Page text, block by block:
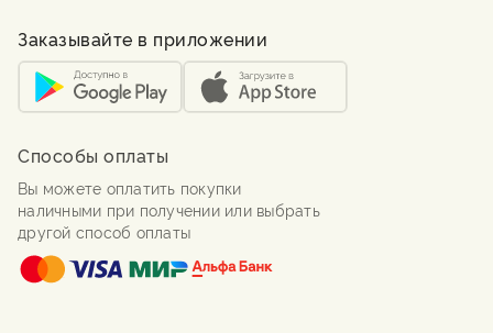
Заказывайте в приложении
Способы оплаты
Вы можете оплатить покупки
наличными при получении или выбрать
другой способ оплаты